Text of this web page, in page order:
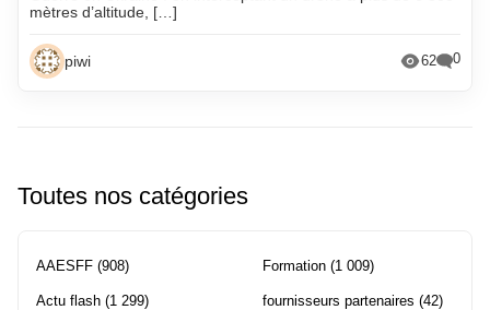
mètres d’altitude, […]
piwi 62 0
Toutes nos catégories
AAESFF (908)
Actu flash (1 299)
Formation (1 009)
fournisseurs partenaires (42)